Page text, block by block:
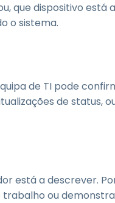
que dispositivo está
o sistema.
de TI pode
de status,
está a descrever.
ou